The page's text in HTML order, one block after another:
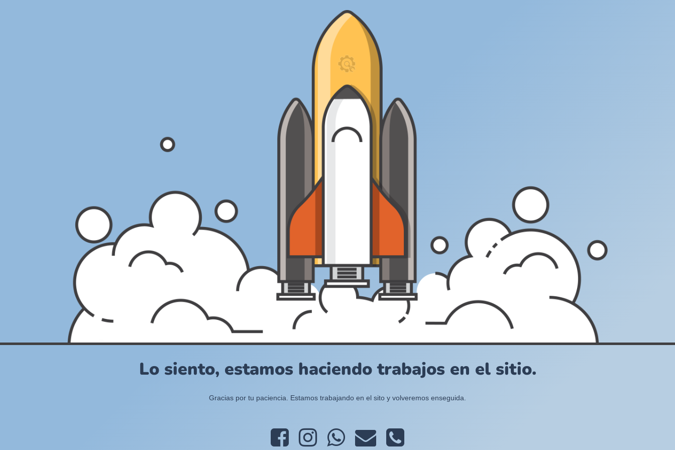
Lo siento, estamos haciendo trabajos en el sitio.
Gracias por tu paciencia. Estamos trabajando en el sito y volveremos enseguida.